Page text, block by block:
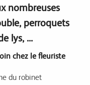
nombreuses
perroquets
lys, ...
chez le fleuriste
du robinet